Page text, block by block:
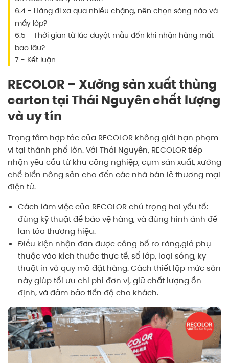
6.4 - Hàng đi xa qua nhiều chặng, nên chọn sóng nào và
mấy lớp?
6.5 - Thời gian từ lúc duyệt mẫu đến khi nhận hàng mất
bao lâu?
7 - Kết luận
RECOLOR – Xưởng sản xuất thùng
carton tại Thái Nguyên chất lượng
và uy tín
Trọng tâm hợp tác của RECOLOR không giới hạn phạm
vi tại thành phố lớn. Với Thái Nguyên, RECOLOR tiếp
nhận yêu cầu từ khu công nghiệp, cụm sản xuất, xưởng
chế biến nông sản cho đến các nhà bán lẻ thương mại
điện tử.
Cách làm việc của RECOLOR chú trọng hai yếu tố:
đúng kỹ thuật để bảo vệ hàng, và đúng hình ảnh để
lan tỏa thương hiệu.
Điều kiện nhận đơn được công bố rõ ràng,giá phụ
thuộc vào kích thước thực tế, số lớp, loại sóng, kỹ
thuật in và quy mô đặt hàng. Cách thiết lập mức sàn
này giúp tối ưu chi phí đơn vị, giữ chất lượng ổn
định, và đảm bảo tiến độ cho khách.